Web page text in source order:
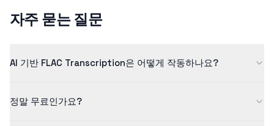
자주 묻는 질문
AI 기반 FLAC Transcription은 어떻게 작동하나요?
정확도의 텍스트로 변환합니다. AI 모델은 수백만 개의 사례를 통해
정말 무료인가요?